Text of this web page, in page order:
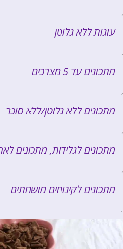
,
עוגות ללא גלוטן
,
מתכונים עד 5 מצרכים
,
מתכונים ללא גלוטן/ללא סוכר
,
מתכונים לגלידות, מתכונים
,
מתכונים לקינוחים מושחתים
.